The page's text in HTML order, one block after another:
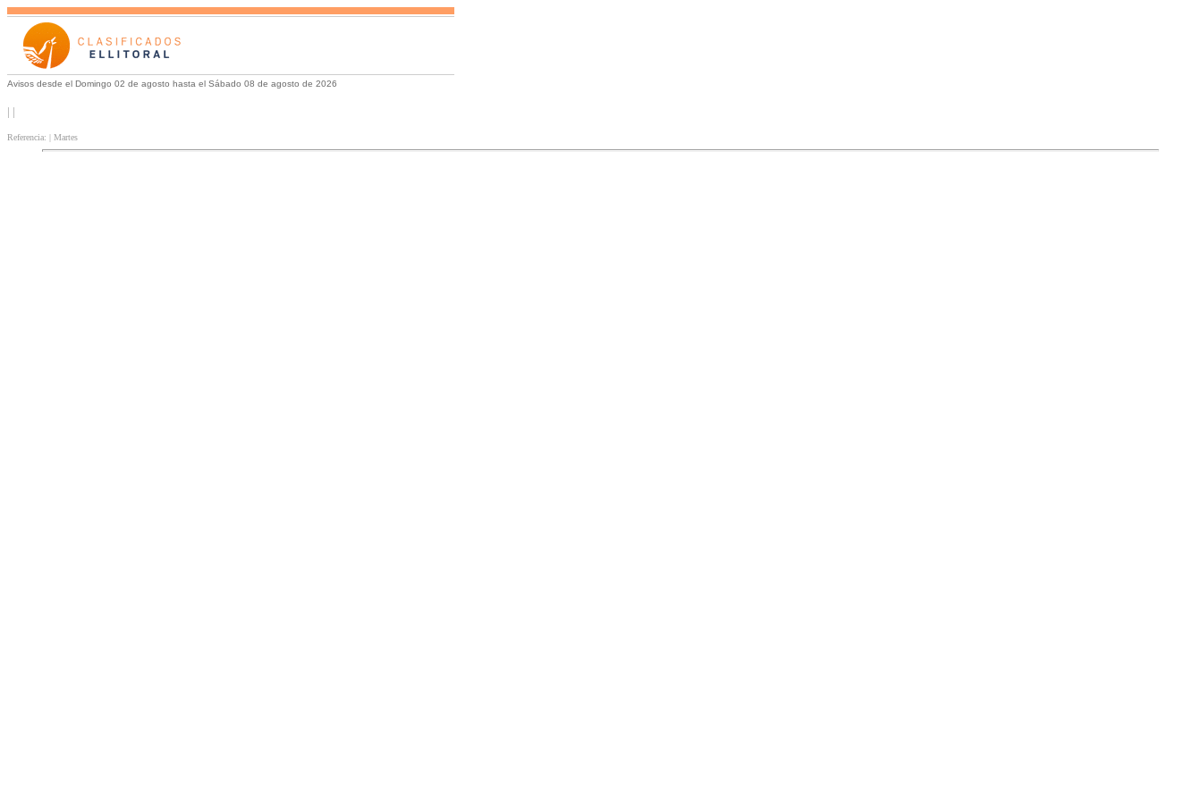
Avisos desde el Domingo 02 de agosto hasta el Sábado 08 de agosto de 2026
| |
Referencia: | Martes